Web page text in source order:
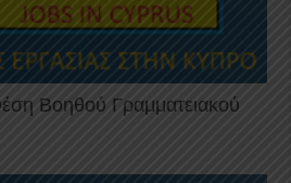
Βοηθού Γραμματειακού